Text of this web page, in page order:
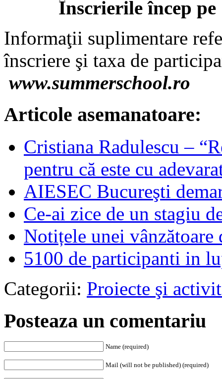
Înscrierile încep
Informaţii suplimentare
înscriere şi taxa de
www.summerschool.ro
Articole asemanatoare:
Cristiana Radulescu –
pentru că este cu
AIESEC Bucureşti
Ce-ai zice de un stagiu
Notițele unei vânzătoare
5100 de participanti in
Categorii: Proiecte şi
Posteaza un comentariu
Name (required)
Mail (will not be published) (required)